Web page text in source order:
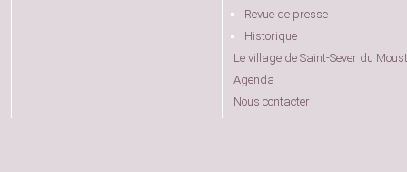
Revue de presse
Historique
Le village de Saint-Sever du
Agenda
Nous contacter